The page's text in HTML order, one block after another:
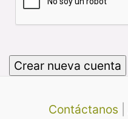
Contáctanos